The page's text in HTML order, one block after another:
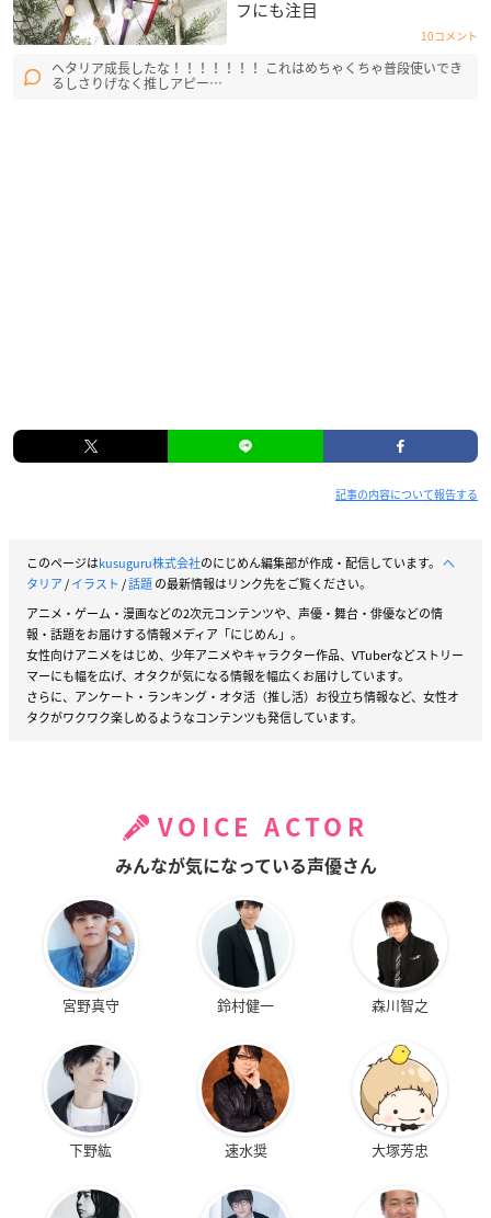
フにも注目
10コメント
ヘタリア成長したな！！！！！！！ これはめちゃくちゃ普段使いでき
るしさりげなく推しアピー…
記事の内容について報告する
このページはkusuguru株式会社のにじめん編集部が作成・配信しています。 ヘ
タリア/イラスト /話題の最新情報はリンク先をご覧ください。
アニメ・ゲーム・漫画などの2次元コンテンツや、声優・舞台・俳優などの情
報・話題をお届けする情報メディア「にじめん」。
女性向けアニメをはじめ、少年アニメやキャラクター作品、VTuberなどストリー
マーにも幅を広げ、オタクが気になる情報を幅広くお届けしています。
さらに、アンケート・ランキング・オタ活（推し活）お役立ち情報など、女性オ
タクがワクワク楽しめるようなコンテンツも発信しています。
VOICE ACTOR
みんなが気になっている声優さん
宮野真守 鈴村健一 森川智之
下野紘 速水奨 大塚芳忠